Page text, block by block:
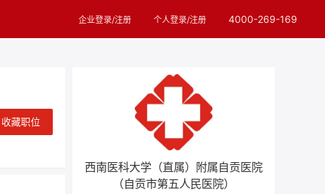
企业登录/注册 个人登录/注册 4000-269-169
收藏职位
西南医科大学（直属）附属自贡医院
（自贡市第五人民医院）